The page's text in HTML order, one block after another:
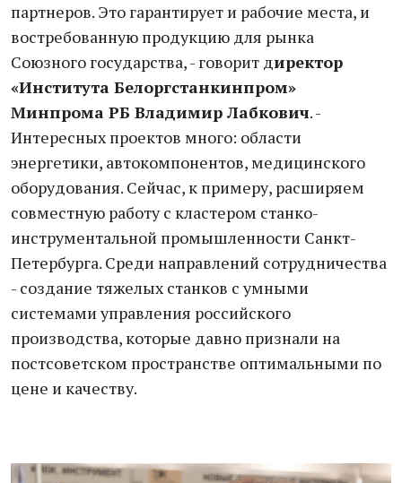
партнеров. Это гарантирует и рабочие места, и
востребованную продукцию для рынка
Союзного государства, - говорит директор
«Института Белоргстанкинпром»
Минпрома РБ Владимир Лабкович. -
Интересных проектов много: области
энергетики, автокомпонентов, медицинского
оборудования. Сейчас, к примеру, расширяем
совместную работу с кластером станко-
инструментальной промышленности Санкт-
Петербурга. Среди направлений сотрудничества
- создание тяжелых станков с умными
системами управления российского
производства, которые давно признали на
постсоветском пространстве оптимальными по
цене и качеству.